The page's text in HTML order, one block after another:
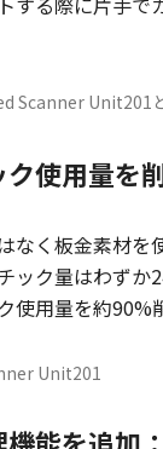
Scanner Unit201
ク使用量を
なく板金素材を
ック量はわずか
使用量を約90%
Unit201